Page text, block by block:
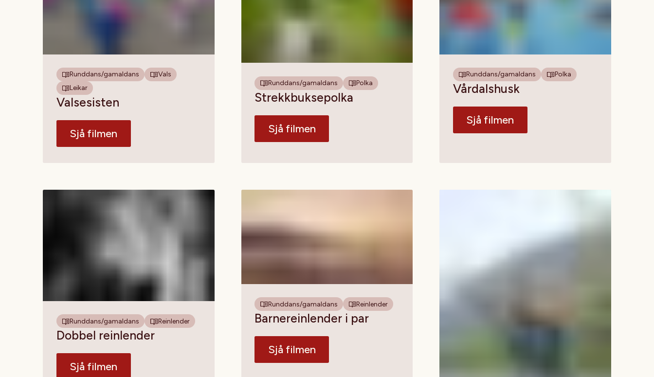
Runddans/gamaldans
Vals
Leikar
Valsesisten
Sjå filmen
Runddans/gamaldans Polka
Strekkbuksepolka
Sjå filmen
Runddans/gamaldans Polka
Vårdalshusk
Sjå filmen
Runddans/gamaldans Reinlender
Dobbel reinlender
Sjå filmen
Runddans/gamaldans Reinlender
Barnereinlender i par
Sjå filmen